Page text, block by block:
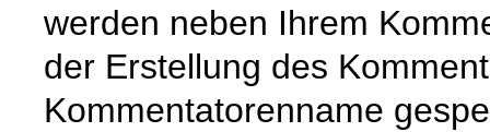
werden neben Ihrem
der Erstellung des
Kommentatorenname